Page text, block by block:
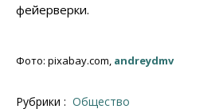
фейерверки.
Фото: pixabay.com, andreydmv
Рубрики : Общество